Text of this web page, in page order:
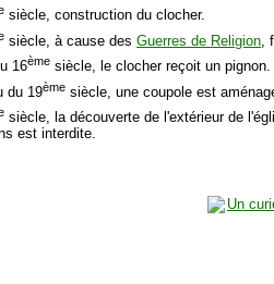
siècle, construction du clocher.
siècle, à cause desGuerres de Religion,
16ème siècle, le clocher reçoit un
du 19ème siècle, une coupole est
siècle, la découverte de l'extérieur de
est interdite.